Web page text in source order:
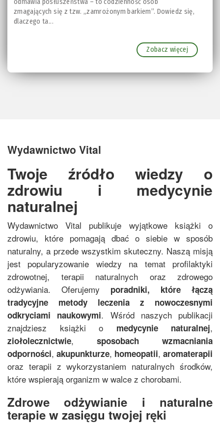
odmawia posłuszeństwa – to codzienność osób
zmagających się z tzw. „zamrożonym barkiem”. Dowiedz się,
dlaczego ta...
Zobacz więcej
Wydawnictwo Vital
Twoje źródło wiedzy o
zdrowiu i medycynie
naturalnej
Wydawnictwo Vital publikuje wyjątkowe książki o
zdrowiu, które pomagają dbać o siebie w sposób
naturalny, a przede wszystkim skuteczny. Naszą misją
jest popularyzowanie wiedzy na temat profilaktyki
zdrowotnej, terapii naturalnych oraz zdrowego
odżywiania. Oferujemy poradniki, które łączą
tradycyjne metody leczenia z nowoczesnymi
odkryciami naukowymi. Wśród naszych publikacji
znajdziesz książki o medycynie naturalnej,
ziołolecznictwie, sposobach wzmacniania
odporności, akupunkturze, homeopatii, aromaterapii
oraz terapii z wykorzystaniem naturalnych środków,
które wspierają organizm w walce z chorobami.
Zdrowe odżywianie i naturalne
terapie w zasięgu twojej ręki